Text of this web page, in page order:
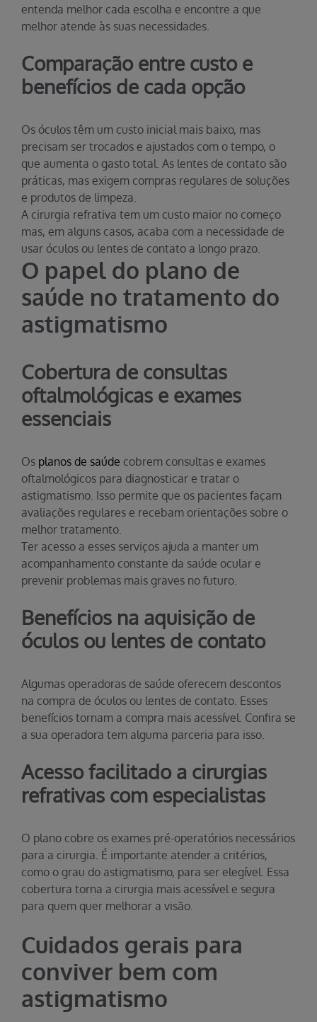
entenda melhor cada escolha e encontre a que
melhor atende às suas necessidades.
Comparação entre custo e
benefícios de cada opção
Os óculos têm um custo inicial mais baixo, mas
precisam ser trocados e ajustados com o tempo, o
que aumenta o gasto total. As lentes de contato são
práticas, mas exigem compras regulares de soluções
e produtos de limpeza.
A cirurgia refrativa tem um custo maior no começo
mas, em alguns casos, acaba com a necessidade de
usar óculos ou lentes de contato a longo prazo.
O papel do plano de
saúde no tratamento do
astigmatismo
Cobertura de consultas
oftalmológicas e exames
essenciais
Os planos de saúde cobrem consultas e exames
oftalmológicos para diagnosticar e tratar o
astigmatismo. Isso permite que os pacientes façam
avaliações regulares e recebam orientações sobre o
melhor tratamento.
Ter acesso a esses serviços ajuda a manter um
acompanhamento constante da saúde ocular e
prevenir problemas mais graves no futuro.
Benefícios na aquisição de
óculos ou lentes de contato
Algumas operadoras de saúde oferecem descontos
na compra de óculos ou lentes de contato. Esses
benefícios tornam a compra mais acessível. Confira se
a sua operadora tem alguma parceria para isso.
Acesso facilitado a cirurgias
refrativas com especialistas
O plano cobre os exames pré-operatórios necessários
para a cirurgia. É importante atender a critérios,
como o grau do astigmatismo, para ser elegível. Essa
cobertura torna a cirurgia mais acessível e segura
para quem quer melhorar a visão.
Cuidados gerais para
conviver bem com
astigmatismo